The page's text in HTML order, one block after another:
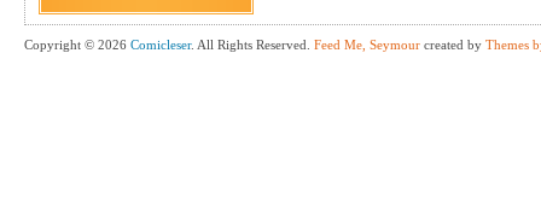
Copyright © 2026 Comicleser. All Rights Reserved. Feed Me, Seymour created by Themes